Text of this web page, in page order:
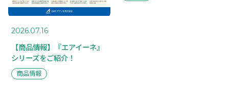
PRIVACY POLICY
2026.07.16
【商品情報】『エアイーネ』
シリーズをご紹介！
商品情報